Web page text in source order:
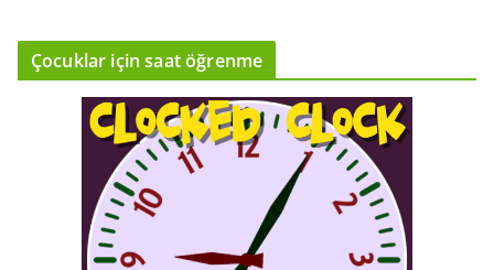
Çocuklar için saat öğrenme